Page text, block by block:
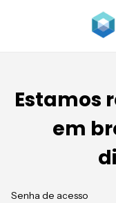
Estamos
em
Senha de acesso